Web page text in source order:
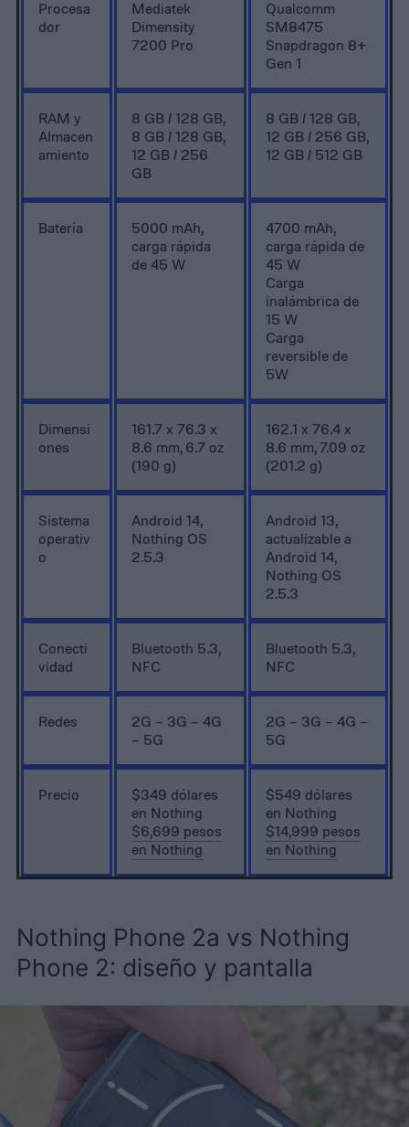
Procesa
dor
Mediatek
Dimensity
7200 Pro
Qualcomm
SM8475
Snapdragon 8+
Gen 1
RAM y
Almacen
amiento
8 GB / 128 GB,
8 GB / 128 GB,
12 GB / 256
GB
8 GB / 128 GB,
12 GB / 256 GB,
12 GB / 512 GB
Batería
5000 mAh,
carga rápida
de 45 W
4700 mAh,
carga rápida de
45 W
Carga
inalámbrica de
15 W
Carga
reversible de
5W
Dimensi
ones
161.7 x 76.3 x
8.6 mm, 6.7 oz
(190 g)
162.1 x 76.4 x
8.6 mm, 7.09 oz
(201.2 g)
Sistema
operativ
o
Android 14,
Nothing OS
2.5.3
Android 13,
actualizable a
Android 14,
Nothing OS
2.5.3
Conecti
vidad
Bluetooth 5.3,
NFC
Bluetooth 5.3,
NFC
Redes
2G – 3G – 4G
– 5G
2G – 3G – 4G –
5G
Precio
$349 dólares
en Nothing
$6,699 pesos
en Nothing
$549 dólares
en Nothing
$14,999 pesos
en Nothing
Nothing Phone 2a vs Nothing
Phone 2: diseño y pantalla